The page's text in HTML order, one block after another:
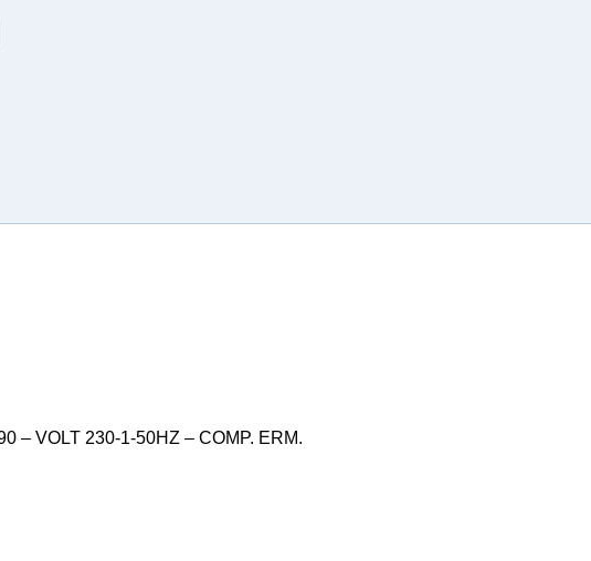
– VOLT 230-1-50HZ – COMP. ERM.